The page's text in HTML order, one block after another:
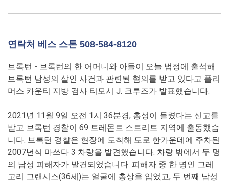
연락처 베스 스톤 508-584-8120
브록턴 - 브록턴의 한 어머니와 아들이 오늘 법정에 출석해
브록턴 남성의 살인 사건과 관련된 혐의를 받고 있다고 플리
머스 카운티 지방 검사 티모시 J. 크루즈가 발표했습니다.
2021년 11월 9일 오전 1시 36분경, 총성이 들렸다는 신고를
받고 브록턴 경찰이 69 트레몬트 스트리트 지역에 출동했습
니다. 브록턴 경찰은 현장에 도착해 도로 한가운데에 주차된
2007년식 마쓰다 3 차량을 발견했습니다. 차량 밖에서 두 명
의 남성 피해자가 발견되었습니다. 피해자 중 한 명인 그레
고리 그랜시스(36세)는 얼굴에 총상을 입었고, 두 번째 남성